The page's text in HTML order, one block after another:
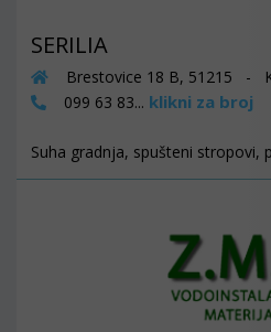
SERILIA
Brestovice 18 B, 51215 -
099 63 83... klikni za broj
Suha gradnja, spušteni stropovi,